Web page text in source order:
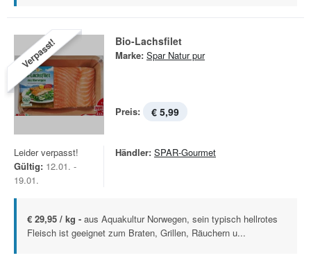
Verpasst! Bio-Lachsfilet
Marke: Spar Natur pur
Preis: € 5,99
Leider verpasst!
Gültig: 12.01. -
19.01.
Händler: SPAR-Gourmet
€ 29,95 / kg - aus Aquakultur Norwegen, sein typisch hellrotes
Fleisch ist geeignet zum Braten, Grillen, Räuchern u...